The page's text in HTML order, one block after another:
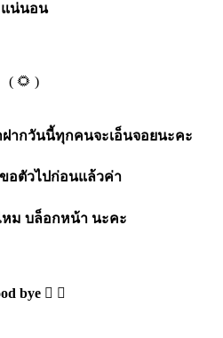
แน่นอน
( 🌻 )
ฝากวันนี้ทุกคนจะเอ็นจอยนะคะ
อตัวไปก่อนแล้วค่า
หม บล็อกหน้า นะคะ
bye 􁽑 ⊸